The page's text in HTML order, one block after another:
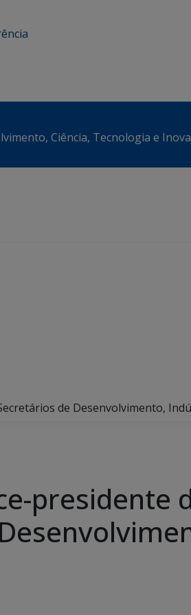
Ciência, Tecnologia e
de Desenvolvimento,
presidente